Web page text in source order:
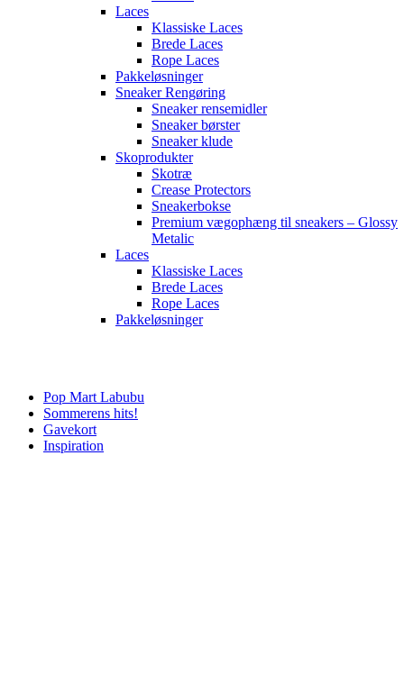
Laces
Klassiske Laces
Brede Laces
Rope Laces
Pakkeløsninger
Sneaker Rengøring
Sneaker rensemidler
Sneaker børster
Sneaker klude
Skoprodukter
Skotræ
Crease Protectors
Sneakerbokse
Premium vægophæng til sneakers – Glossy
Metalic
Laces
Klassiske Laces
Brede Laces
Rope Laces
Pakkeløsninger
Pop Mart Labubu
Sommerens hits!
Gavekort
Inspiration